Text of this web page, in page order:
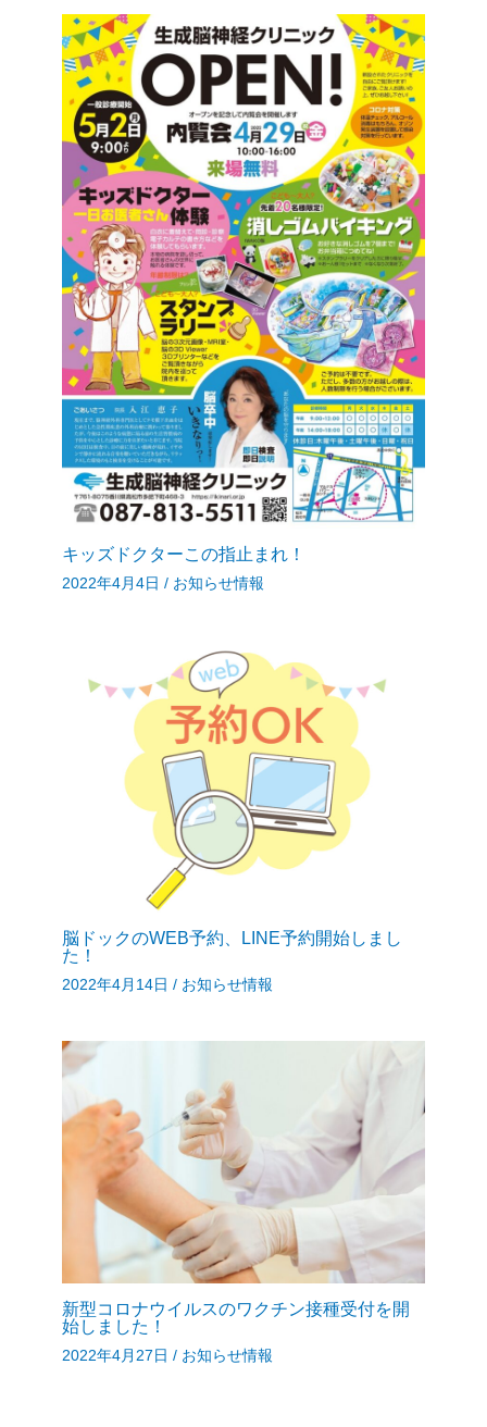
キッズドクターこの指止まれ！
2022年4月4日 / お知らせ情報
脳ドックのWEB予約、LINE予約開始しまし
た！
2022年4月14日 / お知らせ情報
新型コロナウイルスのワクチン接種受付を開
始しました！
2022年4月27日 / お知らせ情報